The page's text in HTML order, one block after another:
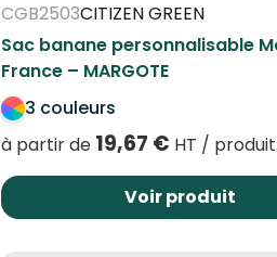
CGB2503CITIZEN GREEN
Sac banane personnalisable
France – MARGOTE
3 couleurs
à partir de 19,67 € HT / produit
Voir produit